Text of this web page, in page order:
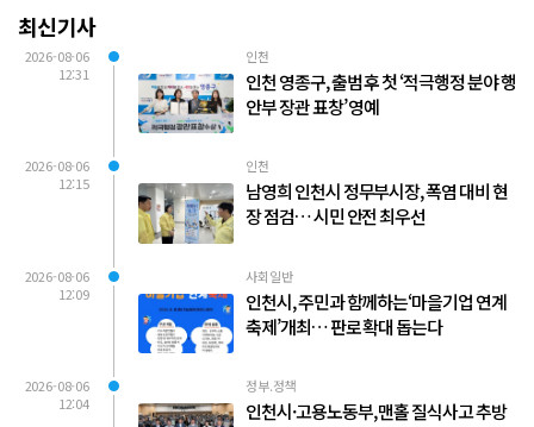
최신기사
2026-08-06
12:31
인천
인천 영종구, 출범 후 첫 ‘적극행정 분야 행
안부 장관 표창’ 영예
2026-08-06
12:15
인천
남영희 인천시 정무부시장, 폭염 대비 현
장 점검… 시민 안전 최우선
2026-08-06
12:09
사회일반
인천시, 주민과 함께하는‘마을기업 연계
축제’개최… 판로 확대 돕는다
2026-08-06
12:04
정부.정책
인천시·고용노동부, 맨홀 질식사고 추방